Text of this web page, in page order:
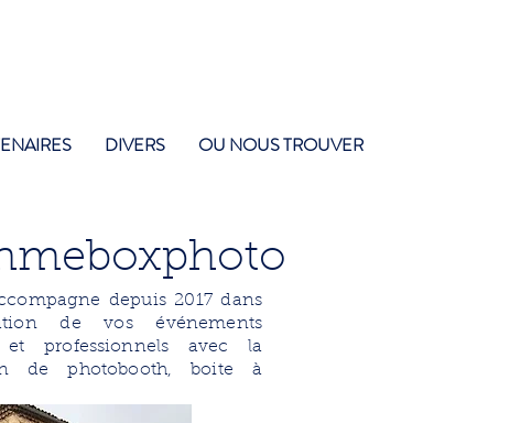
DIVERS OU NOUS TROUVER
depuis 2017 dans
de vos événements
et professionnels avec la
de photobooth, boite à